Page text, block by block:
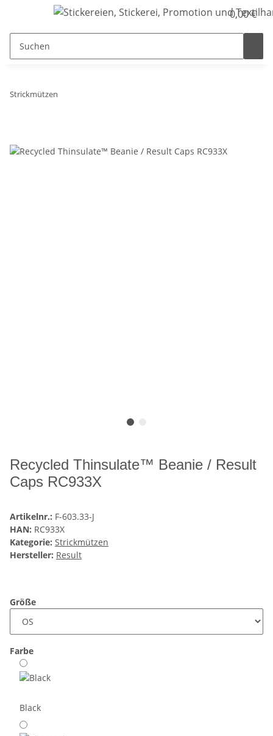
0,00 €
Strickmützen
Recycled Thinsulate™ Beanie / Result
Caps RC933X
Artikelnr.: F-603.33-J
HAN: RC933X
Kategorie: Strickmützen
Hersteller: Result
Größe
Farbe
Black